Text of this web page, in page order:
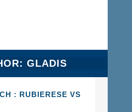
GLADIS
: RUBIERESE VS